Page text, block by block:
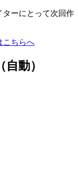
ターにとって次回作
こちらへ
動）